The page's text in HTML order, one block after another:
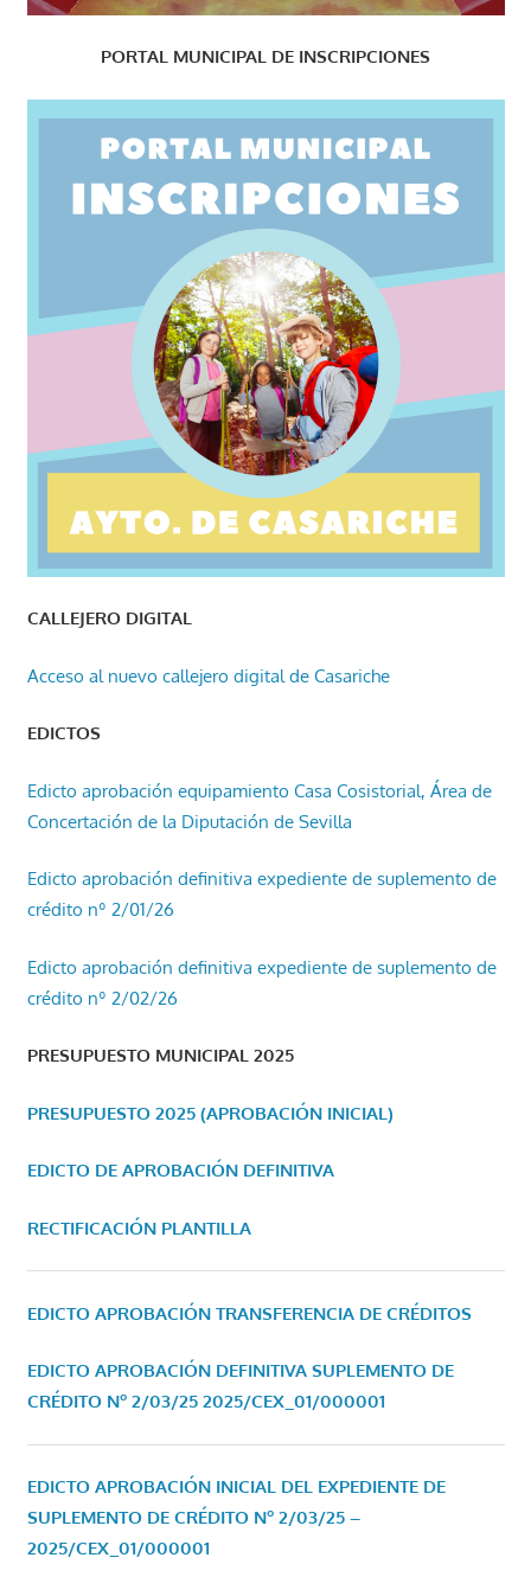
PORTAL MUNICIPAL DE INSCRIPCIONES
CALLEJERO DIGITAL
Acceso al nuevo callejero digital de Casariche
EDICTOS
Edicto aprobación equipamiento Casa Cosistorial, Área de
Concertación de la Diputación de Sevilla
Edicto aprobación definitiva expediente de suplemento de
crédito nº 2/01/26
Edicto aprobación definitiva expediente de suplemento de
crédito nº 2/02/26
PRESUPUESTO MUNICIPAL 2025
PRESUPUESTO 2025 (APROBACIÓN INICIAL)
EDICTO DE APROBACIÓN DEFINITIVA
RECTIFICACIÓN PLANTILLA
EDICTO APROBACIÓN TRANSFERENCIA DE CRÉDITOS
EDICTO APROBACIÓN DEFINITIVA SUPLEMENTO DE
CRÉDITO Nº 2/03/25 2025/CEX_01/000001
EDICTO APROBACIÓN INICIAL DEL EXPEDIENTE DE
SUPLEMENTO DE CRÉDITO Nº 2/03/25 –
2025/CEX_01/000001